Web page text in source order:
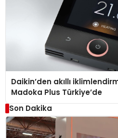
Daikin’den akıllı
Madoka Plus Türkiye’de
Son Dakika